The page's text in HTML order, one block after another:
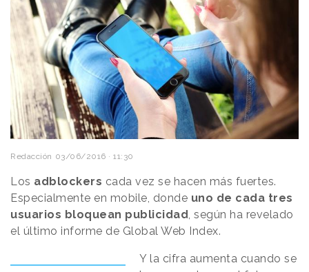
Redacción 03/06/2016 · 11:30
Los adblockers cada vez se hacen más fuertes.
Especialmente en mobile, donde uno de cada tres
usuarios bloquean publicidad, según ha revelado
el último informe de Global Web Index.
Y la cifra aumenta cuando se